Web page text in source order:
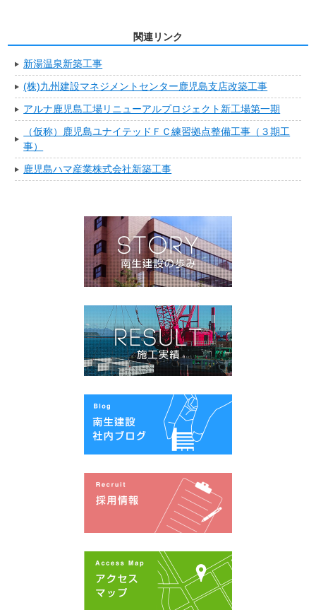
関連リンク
新湯温泉新築工事
(株)九州建設マネジメントセンター鹿児島支店改築工事
アルナ鹿児島工場リニューアルプロジェクト新工場第一期
（仮称）鹿児島ユナイテッドＦＣ練習拠点整備工事（３期工
事）
鹿児島ハマ産業株式会社新築工事